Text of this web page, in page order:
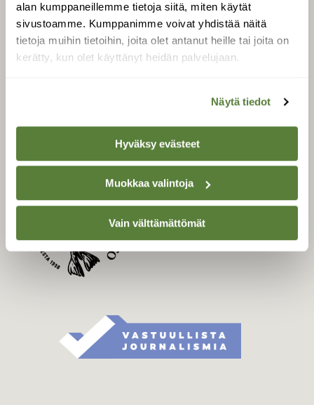
alan kumppaneillemme tietoja siitä, miten käytät
sivustoamme. Kumppanimme voivat yhdistää näitä
tietoja muihin tietoihin, joita olet antanut heille tai joita on
kerätty, kun olet käyttänyt heidän palvelujaan.
Näytä tiedot
Hyväksy evästeet
Muokkaa valintoja
Vain välttämättömät
Uusin lehti
Tilaa Suomen Luonto
Tilaa digilukuoikeus
Tilaa uutiskirje
SUOMEN LUONNON­
Suomen Luonto -lehden
luonnonsuojelu­liitto